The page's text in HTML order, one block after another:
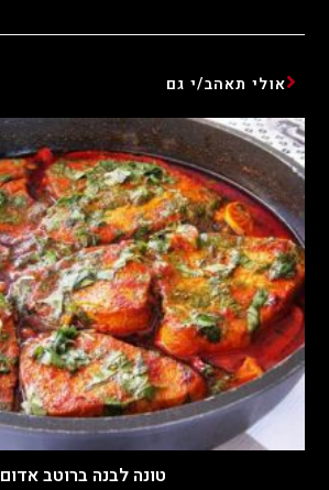
אולי תאהב/י גם
טונה לבנה ברוטב אדום